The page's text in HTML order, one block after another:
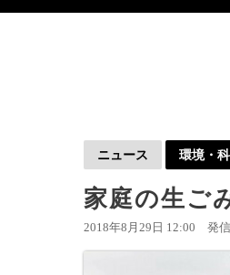
ニュース 環境・
家庭の生ご
2018年8月29日 12:00 発